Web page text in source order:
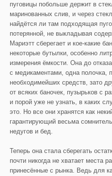
пуговицы побольше держит в
маринованных слив, и через
найдётся ли там подходящая
потерянной, не выкладывая
Мариэтт сберегает и кое-какие
некоторые бутылки, особенно
измерения ёмкости. Она до
с медикаментами, одна полочка,
необходимейших средств, зато
от всяких баночек, пузырьков с
и порой уже не узнать, в каких
это. Но все они хранятся как
гарантирующий весьма
недугов и бед.
Теперь она стала сберегать
почти никогда не хватает места
принесённые с рынка. Ведь для